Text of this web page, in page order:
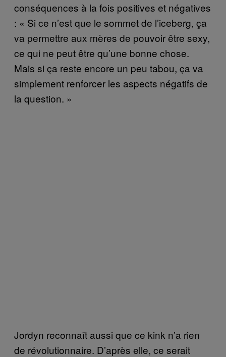
conséquences à la fois positives et négatives
: « Si ce n’est que le sommet de l’iceberg, ça
va permettre aux mères de pouvoir être sexy,
ce qui ne peut être qu’une bonne chose.
Mais si ça reste encore un peu tabou, ça va
simplement renforcer les aspects négatifs de
la question. »
Jordyn reconnaît aussi que ce kink n’a rien
de révolutionnaire. D’après elle, ce serait